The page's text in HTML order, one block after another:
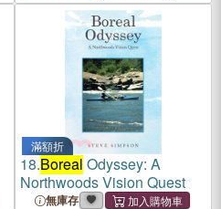
滿額折
18.Boreal Odyssey: A
Northwoods Vision Quest
無庫存